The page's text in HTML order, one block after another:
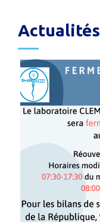
Vous êtes ici
Actualités